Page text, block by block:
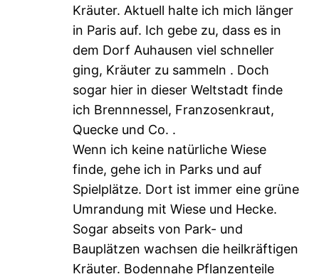
Kräuter. Aktuell halte ich mich länger
in Paris auf. Ich gebe zu, dass es in
dem Dorf Auhausen viel schneller
ging, Kräuter zu sammeln . Doch
sogar hier in dieser Weltstadt finde
ich Brennnessel, Franzosenkraut,
Quecke und Co. .
Wenn ich keine natürliche Wiese
finde, gehe ich in Parks und auf
Spielplätze. Dort ist immer eine grüne
Umrandung mit Wiese und Hecke.
Sogar abseits von Park- und
Bauplätzen wachsen die heilkräftigen
Kräuter. Bodennahe Pflanzenteile